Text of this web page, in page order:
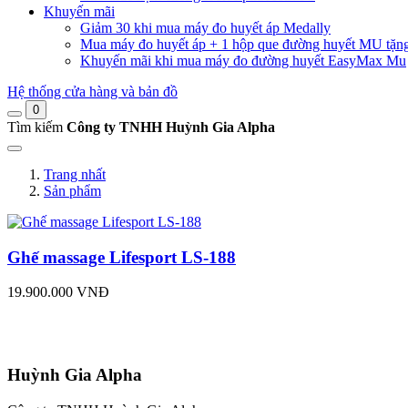
Khuyến mãi
Giảm 30 khi mua máy đo huyết áp Medally
Mua máy đo huyết áp + 1 hộp que đường huyết MU
Khuyến mãi khi mua máy đo đường huyết EasyMax Mu
Hệ thống cửa hàng và bản đồ
0
Tìm kiếm Công ty TNHH Huỳnh Gia Alpha
Trang nhất
Sản phẩm
Ghế massage Lifesport LS-188
19.900.000 VNĐ
Huỳnh Gia Alpha